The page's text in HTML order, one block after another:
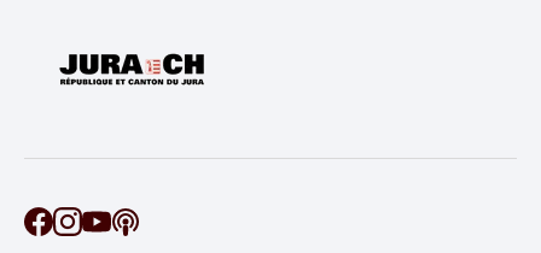
Retrouve Ontécoute sur Facebook
Retrouve Ontécoute sur Instagram
Retrouve Ontécoute sur YouTube